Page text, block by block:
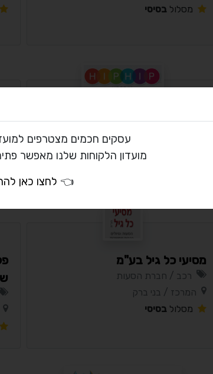
מסלול בסיסי
היפהיפ
מסיעי כל גיל בע"מ
רכב / חברת הסעות
המרכז / בני ברק
מסלול בסיסי
עסקים חכמים מצטרפים
מועדון הלקוחות שלנו מאפשר
👈 לחצו כאן